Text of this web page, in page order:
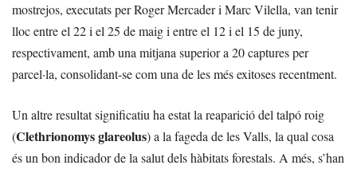
mostrejos, executats per Roger Mercader i Marc Vilella, van tenir
lloc entre el 22 i el 25 de maig i entre el 12 i el 15 de juny,
respectivament, amb una mitjana superior a 20 captures per
parcel·la, consolidant-se com una de les més exitoses recentment.
Un altre resultat significatiu ha estat la reaparició del talpó roig
(Clethrionomys glareolus) a la fageda de les Valls, la qual cosa
és un bon indicador de la salut dels hàbitats forestals. A més, s’han